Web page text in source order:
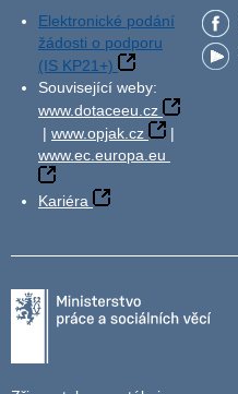
Elektronické podání
žádosti o podporu
(IS KP21+)
Související weby:
www.dotaceeu.cz
| www.opjak.cz
|
www.ec.europa.eu
Kariéra